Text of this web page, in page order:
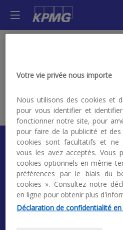
BP
KPMG. Make
Mentions légales|
Votre vie privée nous importe
Nous utilisons des cookies et
pour vous identifier et
fonctionner notre site, pour
pour faire de la publicité et des
cookies sont facultatifs et ne
vous les avez acceptés. Vous
cookies optionnels en même
préférences par le biais du
cookies ». Consultez notre
en ligne pour obtenir plus
Déclaration de confidentialité en